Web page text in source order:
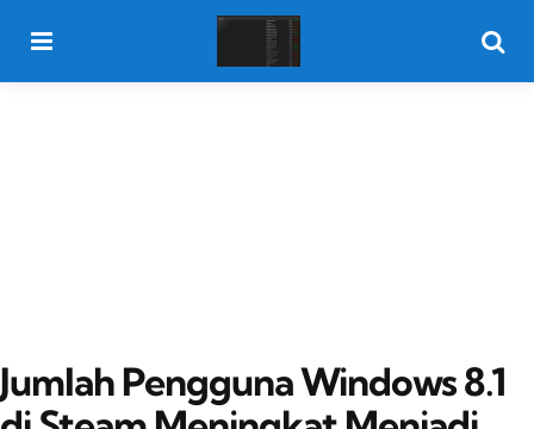
Jumlah Pengguna Windows 8.1